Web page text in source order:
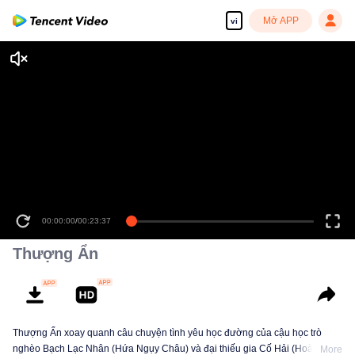
vi Mở APP
00:00:00/00:23:37
Thượng Ẩn
Thượng Ẩn xoay quanh câu chuyện tình yêu học đường của cậu học trò
nghèo Bạch Lạc Nhân (Hứa Ngụy Châu) và đại thiếu gia Cố Hải (HoàngMore